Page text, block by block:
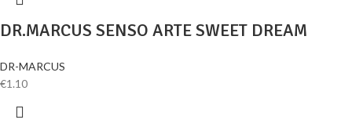
DR.MARCUS SENSO ARTE SWEET DREAM
DR-MARCUS
€1.10